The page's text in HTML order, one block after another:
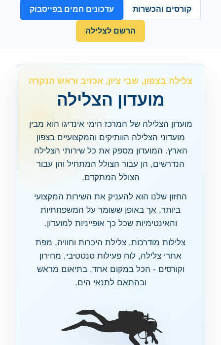
קורסים והכשרות עדכונים חמים בפייסבוק
הרשם לצלילה
צלילה בצפון, שבי ציון, אכזיב וראש הנקרה
מועדון הצלילה
מועדון הצלילה של המרכז הימי אינדיגו הוא מבין
מועדוני הצלילה הוותיקים והמקצועיים בצפון
הארץ. המועדון מספק את כל שירותי הצלילה
הנדרשים, הן עבור הצולל המתחיל והן עבור
הצולל המתקדם.
החזון שלנו הוא להעניק את השירות המקצועי
ביותר, אך באופן ששומר על המשפחתיות
והאינטימיות שכל כך אופייניות למועדון.
צלילות מודרכות, צלילת היכרות וחוויה, מפת
אתרי צלילה, לוח פעילות טנטטיבי, מחירון
וקורסים - הכל במקום אחד, בתיאום מראש
ובהתאם לתנאי הים.